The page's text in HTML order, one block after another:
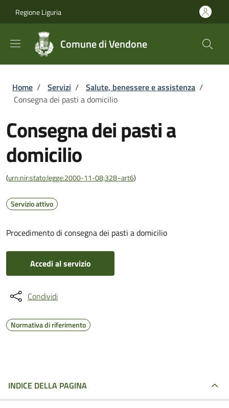
Regione Liguria
Comune di Vendone
Briciole di pane
Home / Servizi / Salute, benessere e assistenza /
Consegna dei pasti a domicilio
Consegna dei pasti a
domicilio
(urn:nir:stato:legge:2000-11-08;328~art6)
Servizio attivo
Procedimento di consegna dei pasti a domicilio
Accedi al servizio
Condividi
Normativa di riferimento
INDICE DELLA PAGINA